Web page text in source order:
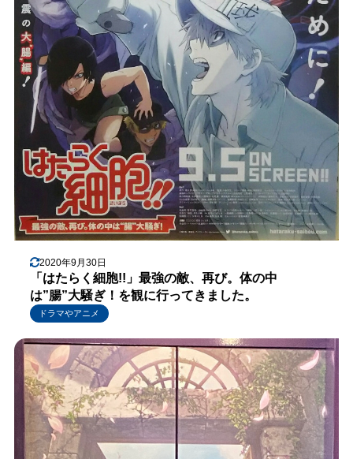
2020年9月30日
「はたらく細胞!!」最強の敵、再び。体の中
は”腸”大騒ぎ！を観に行ってきました。
ドラマやアニメ